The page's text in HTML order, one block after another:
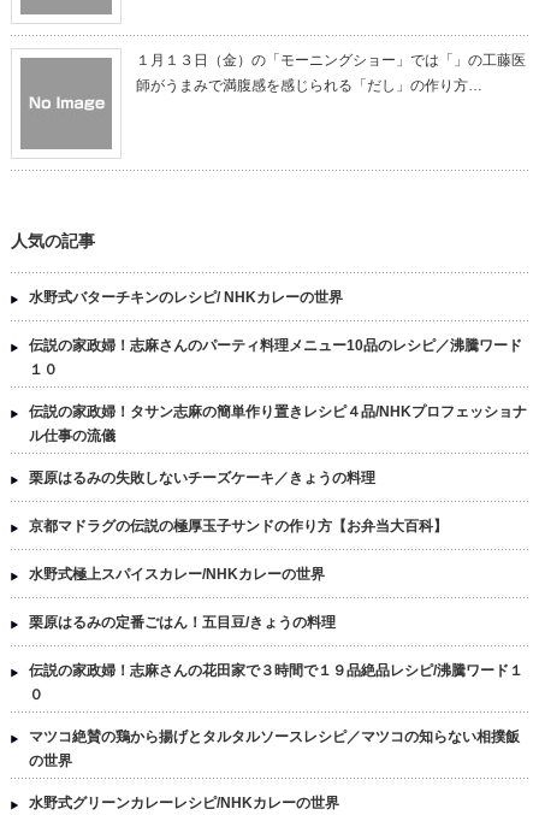
１月１３日（金）の「モーニングショー」では「」の工藤医
師がうまみで満腹感を感じられる「だし」の作り方…
人気の記事
水野式バターチキンのレシピ/ NHKカレーの世界
伝説の家政婦！志麻さんのパーティ料理メニュー10品のレシピ／沸騰ワード
１０
伝説の家政婦！タサン志麻の簡単作り置きレシピ４品/NHKプロフェッショナ
ル仕事の流儀
栗原はるみの失敗しないチーズケーキ／きょうの料理
京都マドラグの伝説の極厚玉子サンドの作り方【お弁当大百科】
水野式極上スパイスカレー/NHKカレーの世界
栗原はるみの定番ごはん！五目豆/きょうの料理
伝説の家政婦！志麻さんの花田家で３時間で１９品絶品レシピ/沸騰ワード１
０
マツコ絶賛の鶏から揚げとタルタルソースレシピ／マツコの知らない相撲飯
の世界
水野式グリーンカレーレシピ/NHKカレーの世界